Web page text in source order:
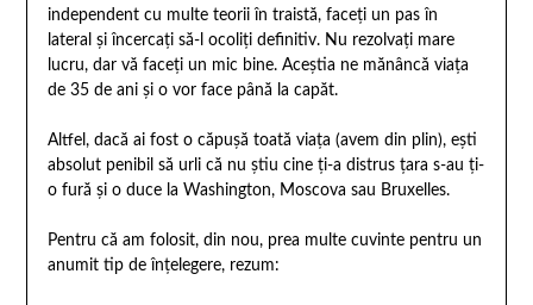
independent cu multe teorii în traistă, faceți un pas în
lateral și încercați să-l ocoliți definitiv. Nu rezolvați mare
lucru, dar vă faceți un mic bine. Aceștia ne mănâncă viața
de 35 de ani și o vor face până la capăt.
Altfel, dacă ai fost o căpușă toată viața (avem din plin), ești
absolut penibil să urli că nu știu cine ți-a distrus țara s-au ți-
o fură și o duce la Washington, Moscova sau Bruxelles.
Pentru că am folosit, din nou, prea multe cuvinte pentru un
anumit tip de înțelegere, rezum: